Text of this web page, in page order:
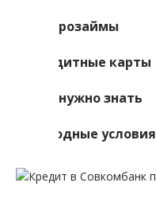
Микрозаймы
Кредитные карты
Что нужно знать
Выгодные условия